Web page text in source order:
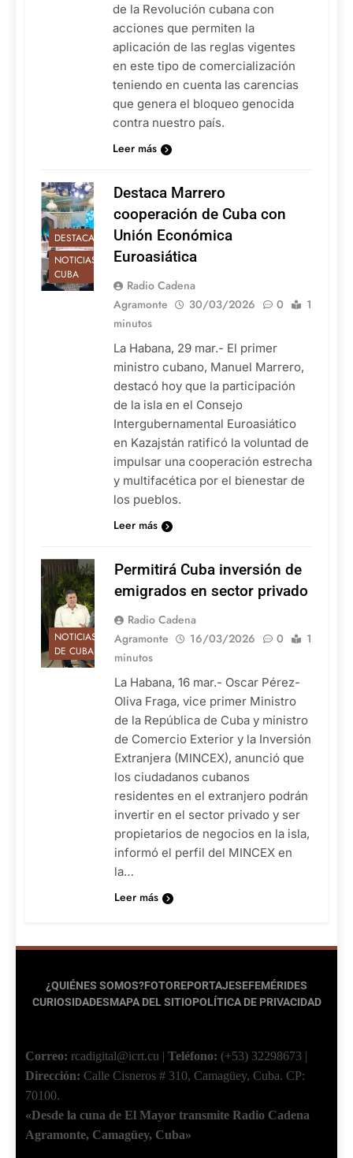
de la Revolución cubana con
acciones que permiten la
aplicación de las reglas vigentes
en este tipo de comercialización
teniendo en cuenta las carencias
que genera el bloqueo genocida
contra nuestro país.
Leer más
DESTACADAS
NOTICIAS DE
CUBA
Destaca Marrero
cooperación de Cuba con
Unión Económica
Euroasiática
Radio Cadena
Agramonte
30/03/2026 0
1
minutos
La Habana, 29 mar.- El primer
ministro cubano, Manuel Marrero,
destacó hoy que la participación
de la isla en el Consejo
Intergubernamental Euroasiático
en Kazajstán ratificó la voluntad de
impulsar una cooperación estrecha
y multifacética por el bienestar de
los pueblos.
Leer más
NOTICIAS
DE CUBA
Permitirá Cuba inversión de
emigrados en sector privado
Radio Cadena
Agramonte
16/03/2026 0
1
minutos
La Habana, 16 mar.- Oscar Pérez-
Oliva Fraga, vice primer Ministro
de la República de Cuba y ministro
de Comercio Exterior y la Inversión
Extranjera (MINCEX), anunció que
los ciudadanos cubanos
residentes en el extranjero podrán
invertir en el sector privado y ser
propietarios de negocios en la isla,
informó el perfil del MINCEX en
la…
Leer más
¿QUIÉNES SOMOS?FOTOREPORTAJESEFEMÉRIDES
CURIOSIDADESMAPA DEL SITIOPOLÍTICA DE PRIVACIDAD
Correo: rcadigital@icrt.cu | Teléfono: (+53) 32298673 |
Dirección: Calle Cisneros # 310, Camagüey, Cuba. CP:
70100.
«Desde la cuna de El Mayor transmite Radio Cadena
Agramonte, Camagüey, Cuba»